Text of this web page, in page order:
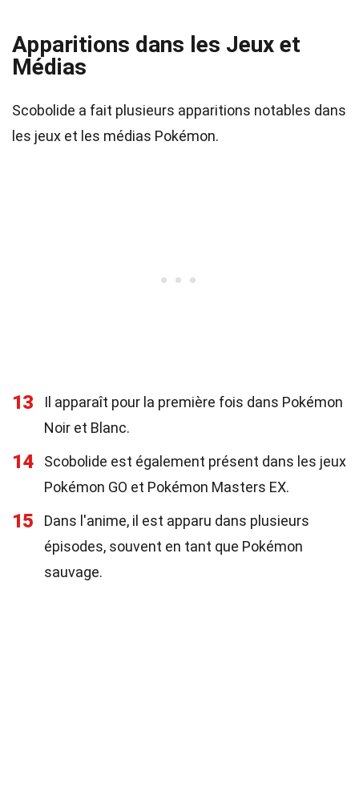
Apparitions dans les Jeux et
Médias
Scobolide a fait plusieurs apparitions notables dans
les jeux et les médias Pokémon.
13
Il apparaît pour la première fois dans Pokémon
Noir et Blanc.
14
Scobolide est également présent dans les jeux
Pokémon GO et Pokémon Masters EX.
15
Dans l'anime, il est apparu dans plusieurs
épisodes, souvent en tant que Pokémon
sauvage.